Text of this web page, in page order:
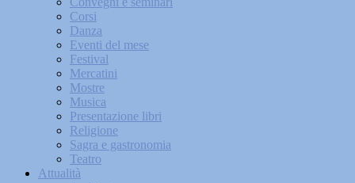
Corsi
Danza
Eventi del mese
Festival
Mercatini
Mostre
Musica
Presentazione libri
Religione
Sagra e gastronomia
Teatro
Attualità